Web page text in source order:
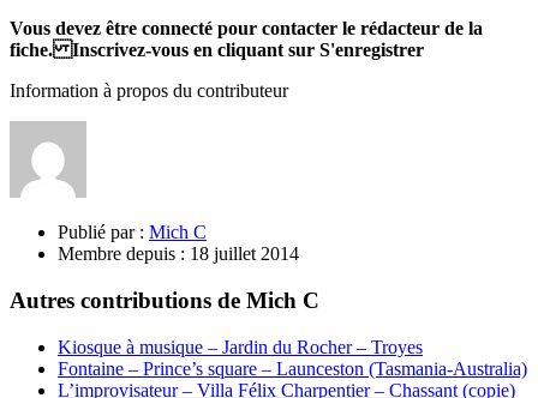
Vous devez être connecté pour contacter le rédacteur de la
fiche. Inscrivez-vous en cliquant sur S'enregistrer
Information à propos du contributeur
Publié par : Mich C
Membre depuis : 18 juillet 2014
Autres contributions de Mich C
Kiosque à musique – Jardin du Rocher – Troyes
Fontaine – Prince’s square – Launceston (Tasmania-Australia)
L’improvisateur – Villa Félix Charpentier – Chassant (copie)